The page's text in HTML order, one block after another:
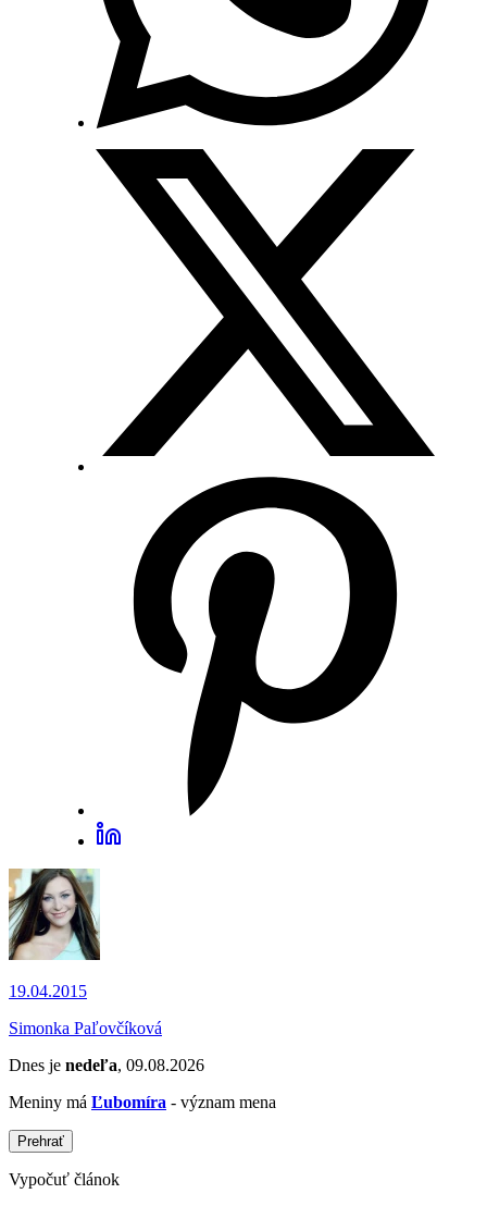
19.04.2015
Simonka Paľovčíková
Dnes je nedeľa, 09.08.2026
Meniny má Ľubomíra - význam mena
Prehrať
Vypočuť článok